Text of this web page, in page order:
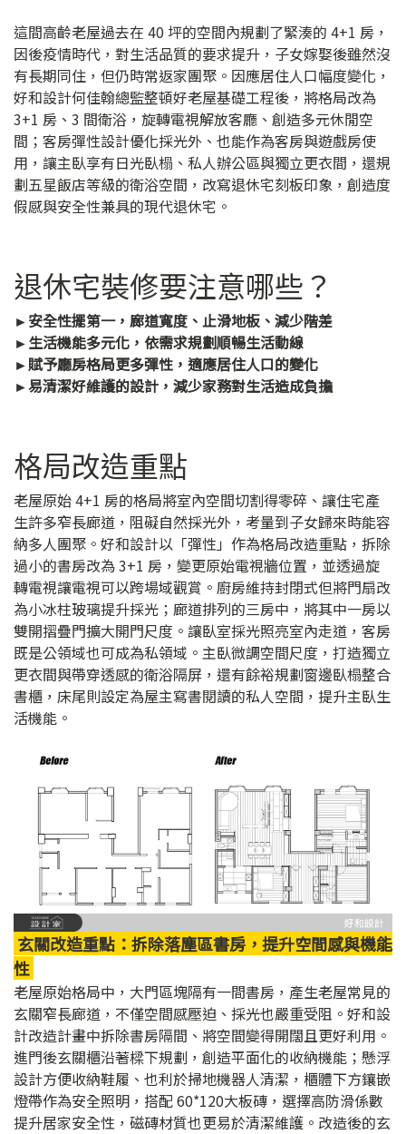
這間高齡老屋過去在 40 坪的空間內規劃了緊湊的 4+1 房，
因後疫情時代，對生活品質的要求提升，子女嫁娶後雖然沒
有長期同住，但仍時常返家團聚。因應居住人口幅度變化，
好和設計何佳翰總監整頓好老屋基礎工程後，將格局改為
3+1 房、3 間衛浴，旋轉電視解放客廳、創造多元休閒空
間；客房彈性設計優化採光外、也能作為客房與遊戲房使
用，讓主臥享有日光臥榻、私人辦公區與獨立更衣間，還規
劃五星飯店等級的衛浴空間，改寫退休宅刻板印象，創造度
假感與安全性兼具的現代退休宅。
退休宅裝修要注意哪些？
►安全性擺第一，廊道寬度、止滑地板、減少階差
►生活機能多元化，依需求規劃順暢生活動線
►賦予廳房格局更多彈性，適應居住人口的變化
►易清潔好維護的設計，減少家務對生活造成負擔
格局改造重點
老屋原始 4+1 房的格局將室內空間切割得零碎、讓住宅產
生許多窄長廊道，阻礙自然採光外，考量到子女歸來時能容
納多人團聚。好和設計以「彈性」作為格局改造重點，拆除
過小的書房改為 3+1 房，變更原始電視牆位置，並透過旋
轉電視讓電視可以跨場域觀賞。廚房維持封閉式但將門扇改
為小冰柱玻璃提升採光；廊道排列的三房中，將其中一房以
雙開摺疊門擴大開門尺度。讓臥室採光照亮室內走道，客房
既是公領域也可成為私領域。主臥微調空間尺度，打造獨立
更衣間與帶穿透感的衛浴隔屏，還有餘裕規劃窗邊臥榻整合
書櫃，床尾則設定為屋主寫書閱讀的私人空間，提升主臥生
活機能。
玄關改造重點：拆除落塵區書房，提升空間感與機能
性
老屋原始格局中，大門區塊隔有一間書房，產生老屋常見的
玄關窄長廊道，不僅空間感壓迫、採光也嚴重受阻。好和設
計改造計畫中拆除書房隔間、將空間變得開闊且更好利用。
進門後玄關櫃沿著樑下規劃，創造平面化的收納機能；懸浮
設計方便收納鞋履、也利於掃地機器人清潔，櫃體下方鑲嵌
燈帶作為安全照明，搭配 60*120大板磚，選擇高防滑係數
提升居家安全性，磁磚材質也更易於清潔維護。改造後的玄